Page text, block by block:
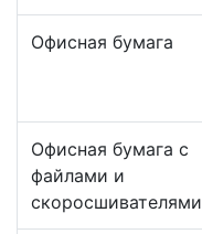
Офисная бумага
Офисная бумага с
файлами и
скоросшивателями